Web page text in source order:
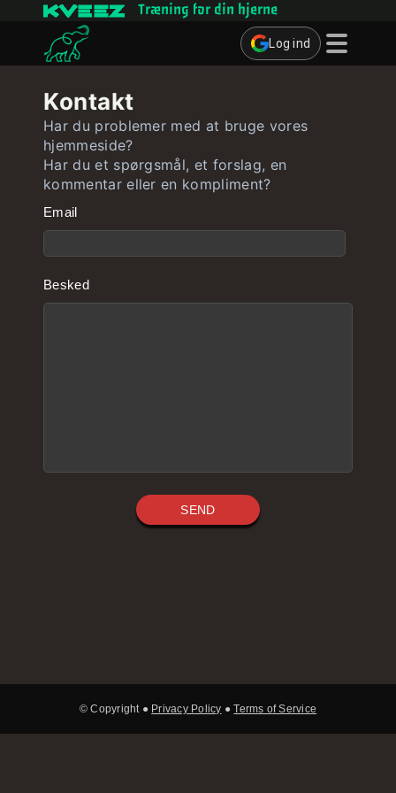
Træning for din hjerne
Log ind
Quizzer
Kontakt
Kontakt
Har du problemer med at bruge vores
hjemmeside?
Har du et spørgsmål, et forslag, en
kommentar eller en kompliment?
Email
Besked
SEND
© Copyright ● Privacy Policy ●Terms of Service